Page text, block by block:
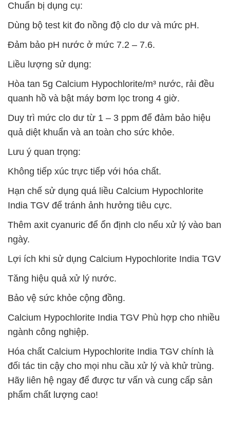
Chuẩn bị dụng cụ:
Dùng bộ test kit đo nồng độ clo dư và mức pH.
Đảm bảo pH nước ở mức 7.2 – 7.6.
Liều lượng sử dụng:
Hòa tan 5g Calcium Hypochlorite/m³ nước, rải đều
quanh hồ và bật máy bơm lọc trong 4 giờ.
Duy trì mức clo dư từ 1 – 3 ppm để đảm bảo hiệu
quả diệt khuẩn và an toàn cho sức khỏe.
Lưu ý quan trọng:
Không tiếp xúc trực tiếp với hóa chất.
Hạn chế sử dụng quá liều Calcium Hypochlorite
India TGV để tránh ảnh hưởng tiêu cực.
Thêm axit cyanuric để ổn định clo nếu xử lý vào ban
ngày.
Lợi ích khi sử dụng Calcium Hypochlorite India TGV
Tăng hiệu quả xử lý nước.
Bảo vệ sức khỏe cộng đồng.
Calcium Hypochlorite India TGV Phù hợp cho nhiều
ngành công nghiệp.
Hóa chất Calcium Hypochlorite India TGV chính là
đối tác tin cậy cho mọi nhu cầu xử lý và khử trùng.
Hãy liên hệ ngay để được tư vấn và cung cấp sản
phẩm chất lượng cao!